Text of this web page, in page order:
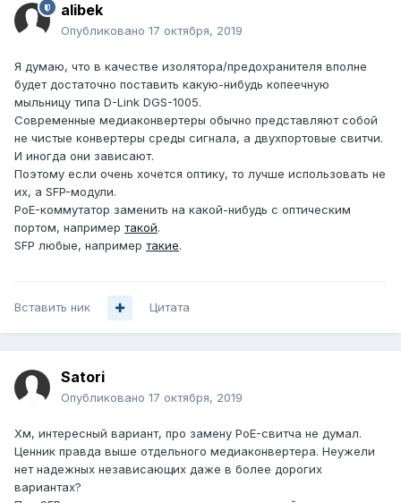
alibek
Опубликовано 17 октября, 2019
Я думаю, что в качестве изолятора/предохранителя вполне
будет достаточно поставить какую-нибудь копеечную
мыльницу типа D-Link DGS-1005.
Современные медиаконвертеры обычно представляют собой
не чистые конвертеры среды сигнала, а двухпортовые свитчи.
И иногда они зависают.
Поэтому если очень хочется оптику, то лучше использовать не
их, а SFP-модули.
PoE-коммутатор заменить на какой-нибудь с оптическим
портом, например такой.
SFP любые, например такие.
Вставить ник Цитата
Satori
Опубликовано 17 октября, 2019
Хм, интересный вариант, про замену PoE-свитча не думал.
Ценник правда выше отдельного медиаконвертера. Неужели
нет надежных независающих даже в более дорогих
вариантах?